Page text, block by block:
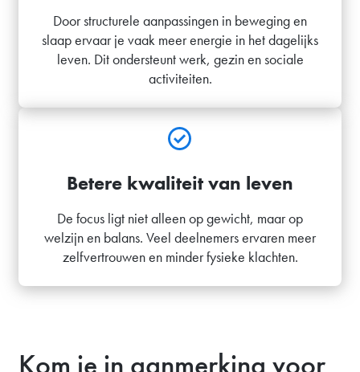
Door structurele aanpassingen in beweging en
slaap ervaar je vaak meer energie in het dagelijks
leven. Dit ondersteunt werk, gezin en sociale
activiteiten.
Betere kwaliteit van leven
De focus ligt niet alleen op gewicht, maar op
welzijn en balans. Veel deelnemers ervaren meer
zelfvertrouwen en minder fysieke klachten.